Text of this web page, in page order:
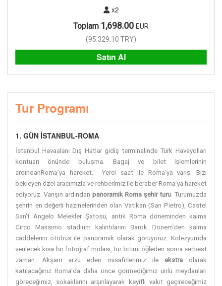
x2
Toplam 1,698.00 EUR
(95.329,10 TRY)
Satın Al
Tur Programı
1. GÜN İSTANBUL-ROMA
İstanbul Havaalanı Dış Hatlar gidiş terminalinde Türk Havayolları
kontuarı önünde buluşma. Bagaj ve bilet işlemlerinin
ardındanRoma’ya hareket. Yerel saat ile Roma’ya varış. Bizi
bekleyen özel aracımızla ve rehberimiz ile beraber Roma’ya hareket
ediyoruz. Varışın ardından panoramik Roma şehir turu. Turumuzda
şehrin en değerli hazinelerinden olan Vatikan (San Pietro), Castel
San't Angelo Melekler Şatosu, antik Roma döneminden kalma
Circo Massimo stadium kalıntılarını Barok Dönem’den kalma
caddelerini otobüs ile panoramik olarak görüyoruz. Kolezyumda
verilecek kısa bir fotoğraf molası, tur bitimi öğleden sonra serbest
zaman. Akşam arzu eden misafirlerimiz ile ekstraolarak
katılacağınız Roma’da daha önce görmediğimiz ünlü meydanları
göreceğimiz, sokaklarını arşınlayarak keyifli vakit geçireceğimiz